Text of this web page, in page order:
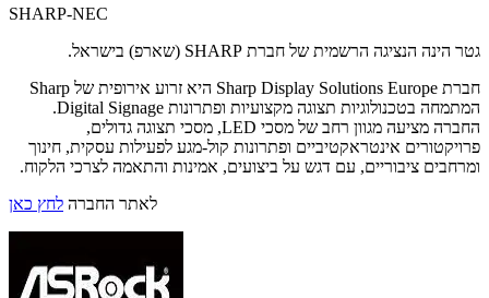
SHARP-NEC
גטר הינה הנציגה הרשמית של חברת SHARP (שארפ) בישראל.
חברת Sharp Display Solutions Europe היא זרוע אירופית של Sharp
המתמחה בטכנולוגיות תצוגה מקצועיות ופתרונות Digital Signage.
החברה מציעה מגוון רחב של מסכי LED, מסכי תצוגה גדולים,
פרויקטורים אינטראקטיביים ופתרונות קול-מגע לפעילות עסקית, חינוך
ומרחבים ציבוריים, עם דגש על ביצועים, אמינות והתאמה לצרכי הלקוח.
לאתר החברה לחץ כאן